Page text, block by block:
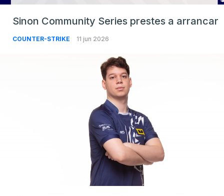
Sinon Community Series prestes a arrancar
COUNTER-STRIKE 11 jun 2026